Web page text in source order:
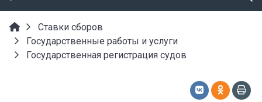
Ставки сборов
Государственные работы и услуги
Государственная регистрация судов